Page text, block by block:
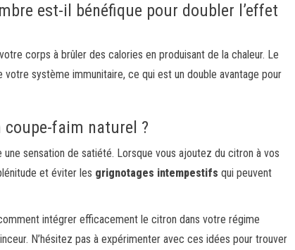
est-il bénéfique pour doubler l’effet
corps à brûler des calories en produisant de la chaleur. Le
système immunitaire, ce qui est un double avantage pour
faim naturel ?
sensation de satiété. Lorsque vous ajoutez du citron à vos
et éviter les grignotages intempestifs qui peuvent
intégrer efficacement le citron dans votre régime
N’hésitez pas à expérimenter avec ces idées pour trouver